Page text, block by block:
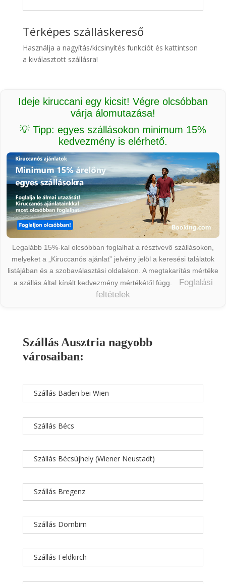
Térképes szálláskereső
Használja a nagyítás/kicsinyítés funkciót és kattintson
a kiválasztott szállásra!
Ideje kiruccani egy kicsit! Végre olcsóbban
várja álomutazása!
💡 Tipp: egyes szállásokon minimum 15%
kedvezmény is elérhető.
Legalább 15%-kal olcsóbban foglalhat a résztvevő szállásokon,
melyeket a „Kiruccanós ajánlat” jelvény jelöl a keresési találatok
listájában és a szobaválasztási oldalakon. A megtakarítás mértéke
a szállás által kínált kedvezmény mértékétől függ.
Foglalási
feltételek
Szállás Ausztria nagyobb
városaiban:
Szállás Baden bei Wien
Szállás Bécs
Szállás Bécsújhely (Wiener Neustadt)
Szállás Bregenz
Szállás Dornbirn
Szállás Feldkirch